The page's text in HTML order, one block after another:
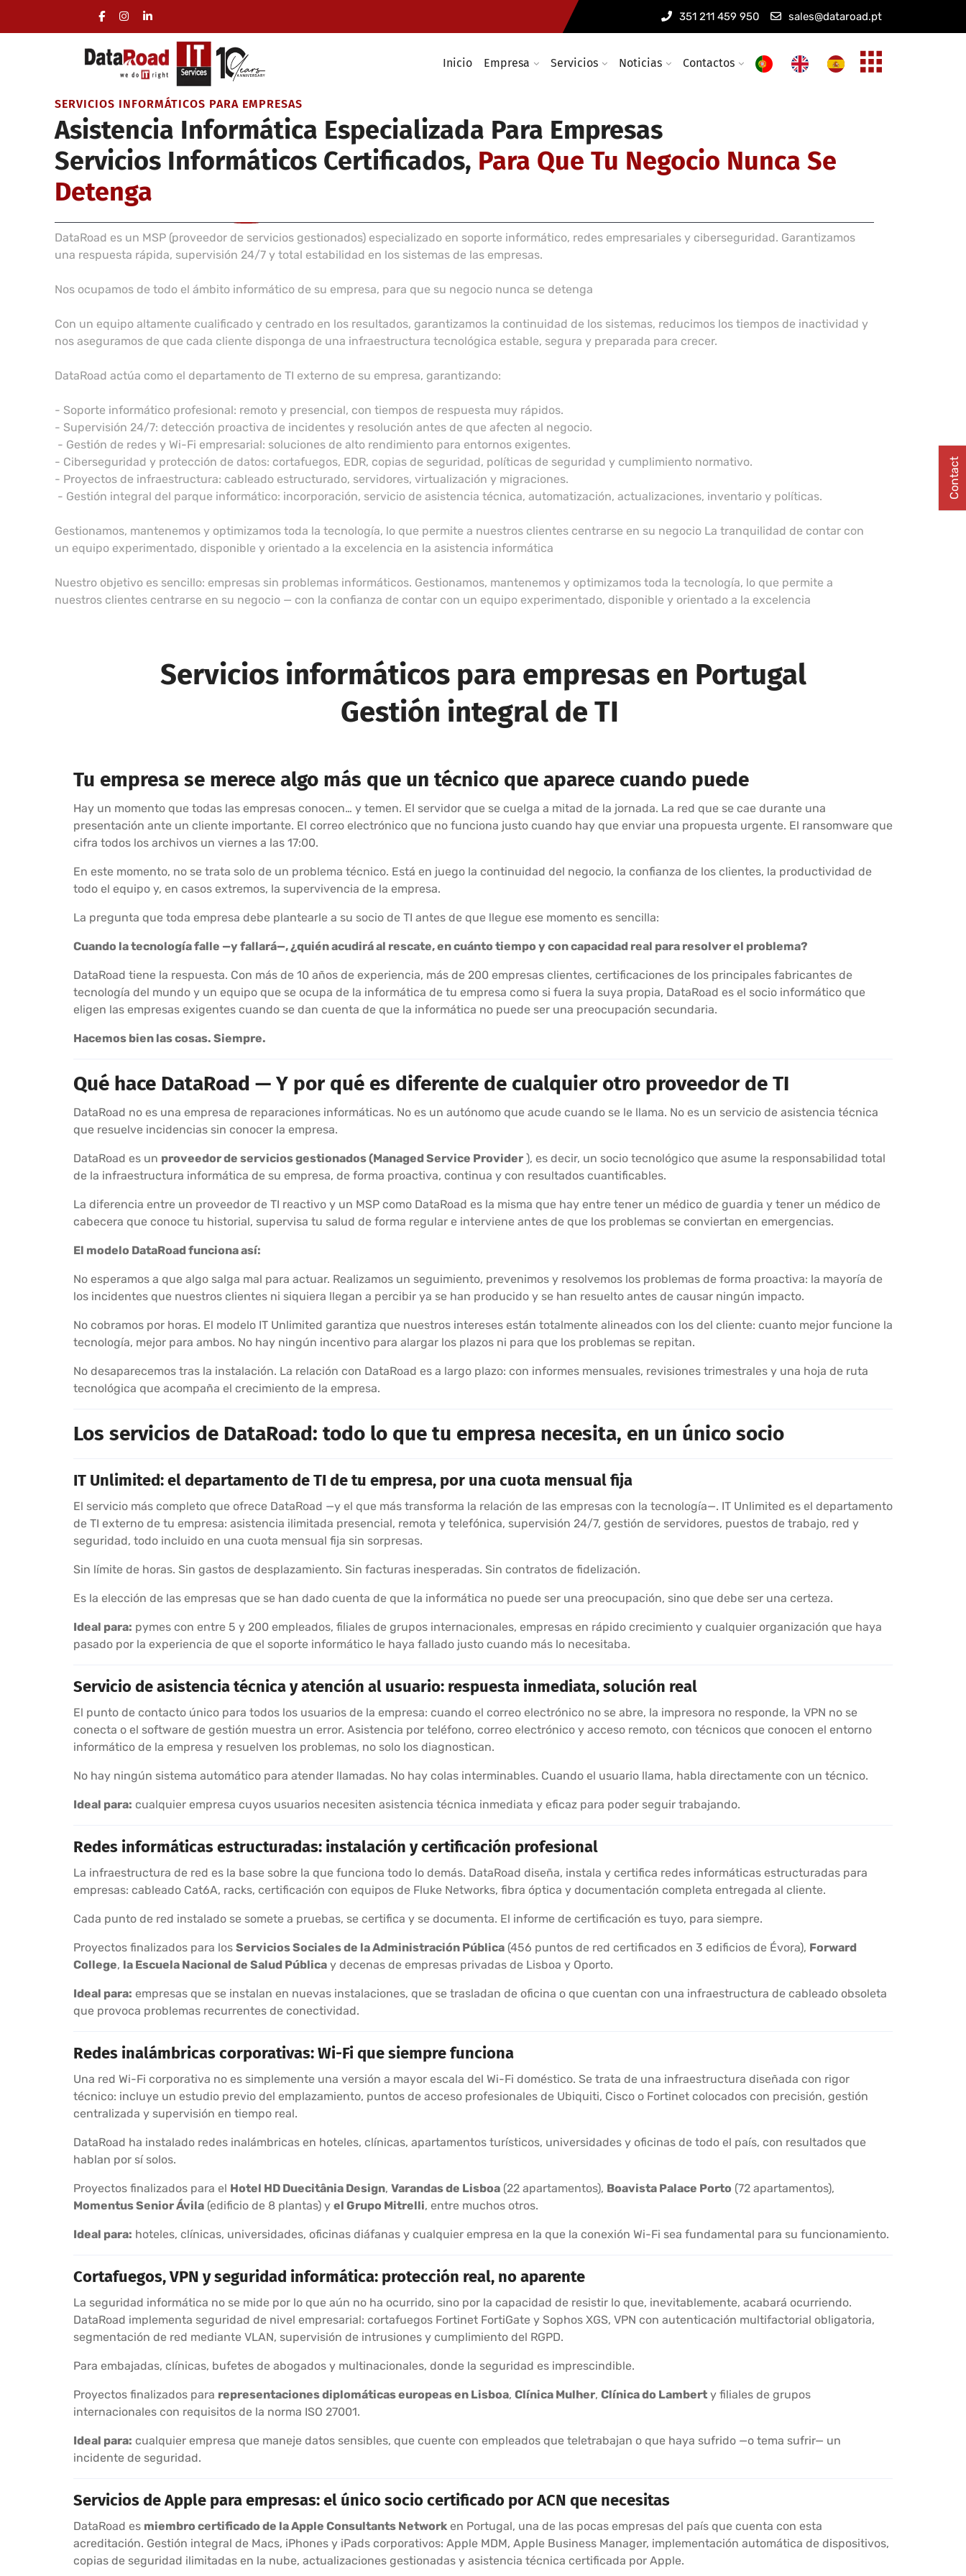
351 211 459 950 sales@dataroad.pt
Inicio Empresa Servicios Noticias Contactos
Contratos de servicios globales de asistencia informática
Gestión integral del área informática de las empresas
Desplazamientos incluidos, sin compromiso de permanencia
Instalación de cableado y redes informáticas
Infraestructuras y soluciones inalámbricas para empresas
SERVICIOS INFORMÁTICOS PARA EMPRESAS
Asistencia Informática Especializada Para Empresas
Servicios Informáticos Certificados, Para Que Tu Negocio Nunca Se
Detenga
DataRoad es un MSP (proveedor de servicios gestionados) especializado en soporte informático, redes empresariales y ciberseguridad. Garantizamos
una respuesta rápida, supervisión 24/7 y total estabilidad en los sistemas de las empresas.
Nos ocupamos de todo el ámbito informático de su empresa, para que su negocio nunca se detenga
Con un equipo altamente cualificado y centrado en los resultados, garantizamos la continuidad de los sistemas, reducimos los tiempos de inactividad y
nos aseguramos de que cada cliente disponga de una infraestructura tecnológica estable, segura y preparada para crecer.
DataRoad actúa como el departamento de TI externo de su empresa, garantizando:
- Soporte informático profesional: remoto y presencial, con tiempos de respuesta muy rápidos.
- Supervisión 24/7: detección proactiva de incidentes y resolución antes de que afecten al negocio.
- Gestión de redes y Wi-Fi empresarial: soluciones de alto rendimiento para entornos exigentes.
- Ciberseguridad y protección de datos: cortafuegos, EDR, copias de seguridad, políticas de seguridad y cumplimiento normativo.
- Proyectos de infraestructura: cableado estructurado, servidores, virtualización y migraciones.
- Gestión integral del parque informático: incorporación, servicio de asistencia técnica, automatización, actualizaciones, inventario y políticas.
Gestionamos, mantenemos y optimizamos toda la tecnología, lo que permite a nuestros clientes centrarse en su negocio La tranquilidad de contar con
un equipo experimentado, disponible y orientado a la excelencia en la asistencia informática
Nuestro objetivo es sencillo: empresas sin problemas informáticos. Gestionamos, mantenemos y optimizamos toda la tecnología, lo que permite a
nuestros clientes centrarse en su negocio — con la confianza de contar con un equipo experimentado, disponible y orientado a la excelencia
Servicios informáticos para empresas en Portugal
Gestión integral de TI
Tu empresa se merece algo más que un técnico que aparece cuando puede
Hay un momento que todas las empresas conocen… y temen. El servidor que se cuelga a mitad de la jornada. La red que se cae durante una
presentación ante un cliente importante. El correo electrónico que no funciona justo cuando hay que enviar una propuesta urgente. El ransomware que
cifra todos los archivos un viernes a las 17:00.
En este momento, no se trata solo de un problema técnico. Está en juego la continuidad del negocio, la confianza de los clientes, la productividad de
todo el equipo y, en casos extremos, la supervivencia de la empresa.
La pregunta que toda empresa debe plantearle a su socio de TI antes de que llegue ese momento es sencilla:
Cuando la tecnología falle —y fallará—, ¿quién acudirá al rescate, en cuánto tiempo y con capacidad real para resolver el problema?
DataRoad tiene la respuesta. Con más de 10 años de experiencia, más de 200 empresas clientes, certificaciones de los principales fabricantes de
tecnología del mundo y un equipo que se ocupa de la informática de tu empresa como si fuera la suya propia, DataRoad es el socio informático que
eligen las empresas exigentes cuando se dan cuenta de que la informática no puede ser una preocupación secundaria.
Hacemos bien las cosas. Siempre.
Qué hace DataRoad — Y por qué es diferente de cualquier otro proveedor de TI
DataRoad no es una empresa de reparaciones informáticas. No es un autónomo que acude cuando se le llama. No es un servicio de asistencia técnica
que resuelve incidencias sin conocer la empresa.
DataRoad es un proveedor de servicios gestionados (Managed Service Provider ), es decir, un socio tecnológico que asume la responsabilidad total
de la infraestructura informática de su empresa, de forma proactiva, continua y con resultados cuantificables.
La diferencia entre un proveedor de TI reactivo y un MSP como DataRoad es la misma que hay entre tener un médico de guardia y tener un médico de
cabecera que conoce tu historial, supervisa tu salud de forma regular e interviene antes de que los problemas se conviertan en emergencias.
El modelo DataRoad funciona así:
No esperamos a que algo salga mal para actuar. Realizamos un seguimiento, prevenimos y resolvemos los problemas de forma proactiva: la mayoría de
los incidentes que nuestros clientes ni siquiera llegan a percibir ya se han producido y se han resuelto antes de causar ningún impacto.
No cobramos por horas. El modelo IT Unlimited garantiza que nuestros intereses están totalmente alineados con los del cliente: cuanto mejor funcione la
tecnología, mejor para ambos. No hay ningún incentivo para alargar los plazos ni para que los problemas se repitan.
No desaparecemos tras la instalación. La relación con DataRoad es a largo plazo: con informes mensuales, revisiones trimestrales y una hoja de ruta
tecnológica que acompaña el crecimiento de la empresa.
Los servicios de DataRoad: todo lo que tu empresa necesita, en un único socio
IT Unlimited: el departamento de TI de tu empresa, por una cuota mensual fija
El servicio más completo que ofrece DataRoad —y el que más transforma la relación de las empresas con la tecnología—. IT Unlimited es el departamento
de TI externo de tu empresa: asistencia ilimitada presencial, remota y telefónica, supervisión 24/7, gestión de servidores, puestos de trabajo, red y
seguridad, todo incluido en una cuota mensual fija sin sorpresas.
Sin límite de horas. Sin gastos de desplazamiento. Sin facturas inesperadas. Sin contratos de fidelización.
Es la elección de las empresas que se han dado cuenta de que la informática no puede ser una preocupación, sino que debe ser una certeza.
Ideal para: pymes con entre 5 y 200 empleados, filiales de grupos internacionales, empresas en rápido crecimiento y cualquier organización que haya
pasado por la experiencia de que el soporte informático le haya fallado justo cuando más lo necesitaba.
Servicio de asistencia técnica y atención al usuario: respuesta inmediata, solución real
El punto de contacto único para todos los usuarios de la empresa: cuando el correo electrónico no se abre, la impresora no responde, la VPN no se
conecta o el software de gestión muestra un error. Asistencia por teléfono, correo electrónico y acceso remoto, con técnicos que conocen el entorno
informático de la empresa y resuelven los problemas, no solo los diagnostican.
No hay ningún sistema automático para atender llamadas. No hay colas interminables. Cuando el usuario llama, habla directamente con un técnico.
Ideal para: cualquier empresa cuyos usuarios necesiten asistencia técnica inmediata y eficaz para poder seguir trabajando.
Redes informáticas estructuradas: instalación y certificación profesional
La infraestructura de red es la base sobre la que funciona todo lo demás. DataRoad diseña, instala y certifica redes informáticas estructuradas para
empresas: cableado Cat6A, racks, certificación con equipos de Fluke Networks, fibra óptica y documentación completa entregada al cliente.
Cada punto de red instalado se somete a pruebas, se certifica y se documenta. El informe de certificación es tuyo, para siempre.
Proyectos finalizados para los Servicios Sociales de la Administración Pública (456 puntos de red certificados en 3 edificios de Évora), Forward
College, la Escuela Nacional de Salud Pública y decenas de empresas privadas de Lisboa y Oporto.
Ideal para: empresas que se instalan en nuevas instalaciones, que se trasladan de oficina o que cuentan con una infraestructura de cableado obsoleta
que provoca problemas recurrentes de conectividad.
Redes inalámbricas corporativas: Wi-Fi que siempre funciona
Una red Wi-Fi corporativa no es simplemente una versión a mayor escala del Wi-Fi doméstico. Se trata de una infraestructura diseñada con rigor
técnico: incluye un estudio previo del emplazamiento, puntos de acceso profesionales de Ubiquiti, Cisco o Fortinet colocados con precisión, gestión
centralizada y supervisión en tiempo real.
DataRoad ha instalado redes inalámbricas en hoteles, clínicas, apartamentos turísticos, universidades y oficinas de todo el país, con resultados que
hablan por sí solos.
Proyectos finalizados para el Hotel HD Duecitânia Design, Varandas de Lisboa (22 apartamentos), Boavista Palace Porto (72 apartamentos),
Momentus Senior Ávila (edificio de 8 plantas) y el Grupo Mitrelli, entre muchos otros.
Ideal para: hoteles, clínicas, universidades, oficinas diáfanas y cualquier empresa en la que la conexión Wi-Fi sea fundamental para su funcionamiento.
Cortafuegos, VPN y seguridad informática: protección real, no aparente
La seguridad informática no se mide por lo que aún no ha ocurrido, sino por la capacidad de resistir lo que, inevitablemente, acabará ocurriendo.
DataRoad implementa seguridad de nivel empresarial: cortafuegos Fortinet FortiGate y Sophos XGS, VPN con autenticación multifactorial obligatoria,
segmentación de red mediante VLAN, supervisión de intrusiones y cumplimiento del RGPD.
Para embajadas, clínicas, bufetes de abogados y multinacionales, donde la seguridad es imprescindible.
Proyectos finalizados para representaciones diplomáticas europeas en Lisboa, Clínica Mulher, Clínica do Lambert y filiales de grupos
internacionales con requisitos de la norma ISO 27001.
Ideal para: cualquier empresa que maneje datos sensibles, que cuente con empleados que teletrabajan o que haya sufrido —o tema sufrir— un
incidente de seguridad.
Servicios de Apple para empresas: el único socio certificado por ACN que necesitas
DataRoad es miembro certificado de la Apple Consultants Network en Portugal, una de las pocas empresas del país que cuenta con esta
acreditación. Gestión integral de Macs, iPhones y iPads corporativos: Apple MDM, Apple Business Manager, implementación automática de dispositivos,
copias de seguridad ilimitadas en la nube, actualizaciones gestionadas y asistencia técnica certificada por Apple.
Contact